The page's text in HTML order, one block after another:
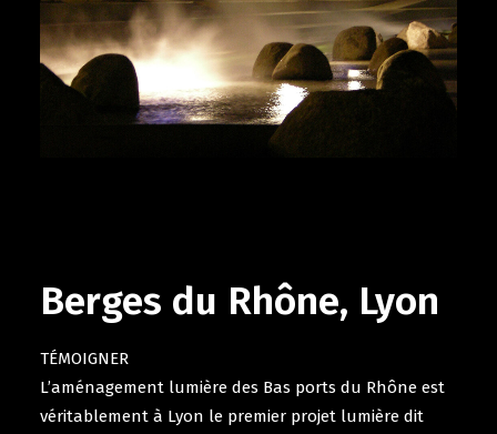
Berges du Rhône, Lyon
TÉMOIGNER
L’aménagement lumière des Bas ports du Rhône est
véritablement à Lyon le premier projet lumière dit